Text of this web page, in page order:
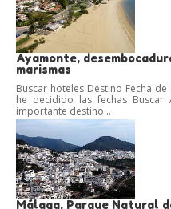
Ayamonte,
marismas
Buscar hoteles Destino Fecha
he decidido las fechas Buscar
importante destino...
Málaga. Parque Natural